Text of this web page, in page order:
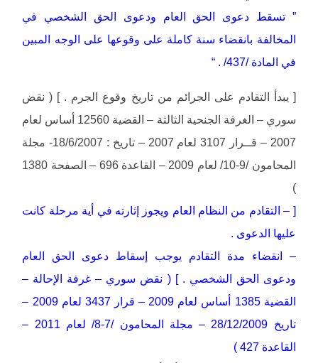
” تسقط دعوى الحق العام ودعوى الحق الشخصي في
المخالفة بانقضاء سنة كاملة على وقوعها على الوجه المبين
في المادة /437/ . “
[ يبدأ التقادم على الجرائم من تاريخ وقوع الجرم . ] ( نقض
سوري – الغرفة الجنحية الثالثة – القضية 12560 أساس لعام
2007 – قــرار 3107 لعام 2007 – تاريخ : 18/6/2007- مجلة
المحامون /9-10/ لعام 2009 – القاعدة 696 – الصفحة 1380
)
[ – التقادم من النظام العام ويجوز إثارته في أية مرحلة كانت
عليها الدعوى .
– انقضاء مدة التقادم يوجب إسقاط دعوى الحق العام
ودعوى الحق الشخصي . ] ( نقض سوري – غرفة الإحالة –
القضية 1385 أساس لعام 2009 – قرار 3437 لعام 2009 –
تاريخ 28/12/2009 – مجلة المحامون /7-8/ لعام 2011 –
القاعدة 427 )